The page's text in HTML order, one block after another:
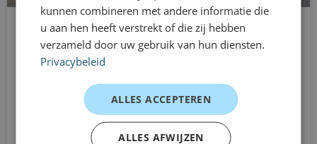
Shortlease (1–12 maanden)
Flexibel inzetbaar zonder langdurige verplichtingen.
Occasion Lease (vanaf 12 maanden)
Scherpe maandtarieven op jonge occasions.
Operational Lease (12–72 maanden)
All-in rijden inclusief onderhoud, reparaties en
lederen stuurwiel
LED koplampen
multimedia-voorbereiding
Navigatie
Opel CORSA-E
Hatchback
/mnd excl. btw
kunnen combineren met andere informatie die
u aan hen heeft verstrekt of die zij hebben
verzameld door uw gebruik van hun diensten.
Privacybeleid
ALLES ACCEPTEREN
ALLES AFWIJZEN